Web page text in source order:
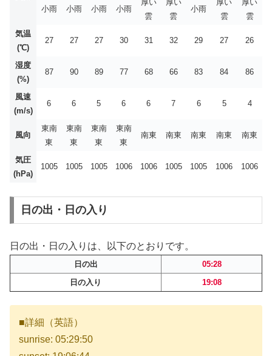
小雨
小雨 小雨 小雨
厚い
雲
厚い
雲
小雨
厚い
雲
厚い
雲
気温
(℃)
27 27 27 30 31 32 29 27 26
湿度
(%)
87 90 89 77 68 66 83 84 86
風速
(m/s)
6 6 5 6 6 7 6 5 4
風向
東南
東
東南
東
東南
東
東南
東
南東 南東 南東 南東 南東
気圧
(hPa)
1005 1005 1005 1006 1006 1005 1005 1006 1006
日の出・日の入り
日の出・日の入りは、以下のとおりです。
日の出
05:28
日の入り
19:08
■詳細（英語）
sunrise: 05:29:50